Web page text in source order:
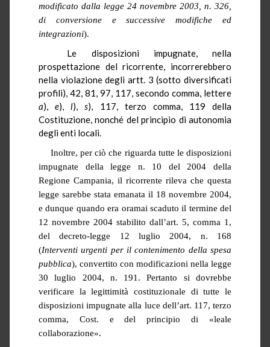
modificato dalla legge 24 novembre 2003, n. 326,
di conversione e successive modifiche ed
integrazioni).
Le disposizioni impugnate, nella
prospettazione del ricorrente, incorrerebbero
nella violazione degli artt. 3 (sotto diversificati
profili), 42, 81, 97, 117, secondo comma, lettere
a),e),l),s), 117, terzo comma, 119 della
Costituzione, nonché del principio di autonomia
degli enti locali.
Inoltre, per ciò che riguarda tutte le disposizioni
impugnate della legge n. 10 del 2004 della
Regione Campania, il ricorrente rileva che questa
legge sarebbe stata emanata il 18 novembre 2004,
e dunque quando era oramai scaduto il termine del
12 novembre 2004 stabilito dall’art. 5, comma 1,
del decreto-legge 12 luglio 2004, n. 168
(Interventi urgenti per il contenimento della spesa
pubblica), convertito con modificazioni nella legge
30 luglio 2004, n. 191. Pertanto si dovrebbe
verificare la legittimità costituzionale di tutte le
disposizioni impugnate alla luce dell’art. 117, terzo
comma, Cost. e del principio di «leale
collaborazione».